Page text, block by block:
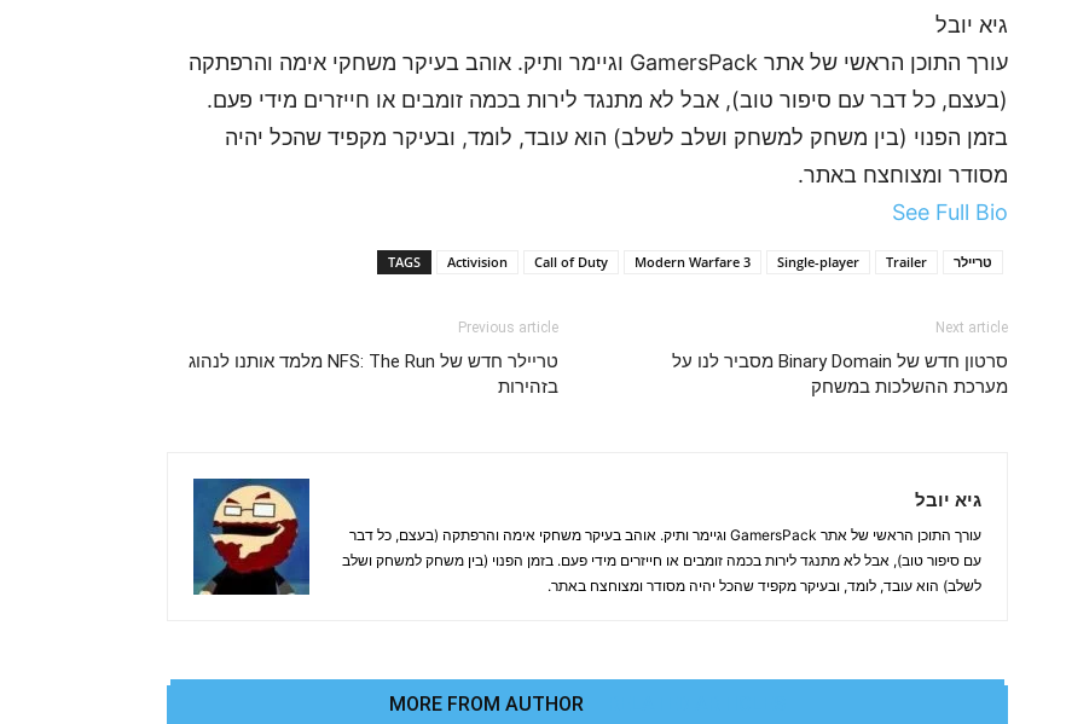
גיא יובל
עורך התוכן הראשי של אתר GamersPack וגיימר ותיק. אוהב בעיקר משחקי אימה והרפתקה
(בעצם, כל דבר עם סיפור טוב), אבל לא מתנגד לירות בכמה זומבים או חייזרים מידי פעם.
בזמן הפנוי (בין משחק למשחק ושלב לשלב) הוא עובד, לומד, ובעיקר מקפיד שהכל יהיה
מסודר ומצוחצח באתר.
See Full Bio
TAGS Activision Call of Duty Modern Warfare 3 Single-player Trailer טריילר
Previous article
טריילר חדש של NFS: The Run מלמד אותנו לנהוג
בזהירות
Next article
סרטון חדש של Binary Domain מסביר לנו על
מערכת ההשלכות במשחק
גיא יובל
עורך התוכן הראשי של אתר GamersPack וגיימר ותיק. אוהב בעיקר משחקי אימה והרפתקה (בעצם, כל דבר
עם סיפור טוב), אבל לא מתנגד לירות בכמה זומבים או חייזרים מידי פעם. בזמן הפנוי (בין משחק למשחק ושלב
לשלב) הוא עובד, לומד, ובעיקר מקפיד שהכל יהיה מסודר ומצוחצח באתר.
MORE FROM AUTHOR